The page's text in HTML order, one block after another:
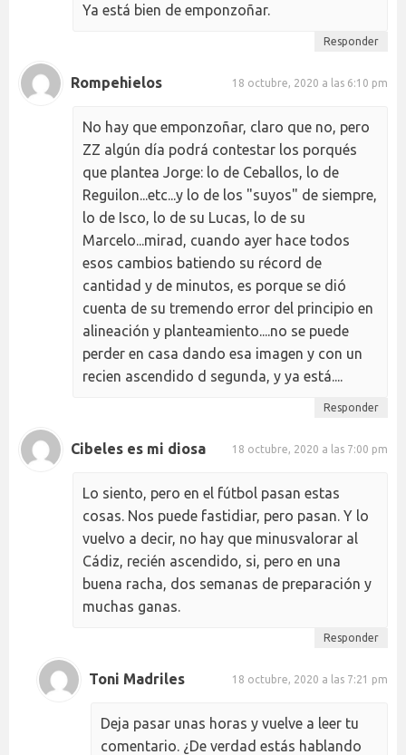
Ya está bien de emponzoñar.
Responder
Rompehielos 18 octubre, 2020 a las 6:10 pm
No hay que emponzoñar, claro que no, pero
ZZ algún día podrá contestar los porqués
que plantea Jorge: lo de Ceballos, lo de
Reguilon...etc...y lo de los "suyos" de siempre,
lo de Isco, lo de su Lucas, lo de su
Marcelo...mirad, cuando ayer hace todos
esos cambios batiendo su récord de
cantidad y de minutos, es porque se dió
cuenta de su tremendo error del principio en
alineación y planteamiento....no se puede
perder en casa dando esa imagen y con un
recien ascendido d segunda, y ya está....
Responder
Cibeles es mi diosa 18 octubre, 2020 a las 7:00 pm
Lo siento, pero en el fútbol pasan estas
cosas. Nos puede fastidiar, pero pasan. Y lo
vuelvo a decir, no hay que minusvalorar al
Cádiz, recién ascendido, si, pero en una
buena racha, dos semanas de preparación y
muchas ganas.
Responder
Toni Madriles 18 octubre, 2020 a las 7:21 pm
Deja pasar unas horas y vuelve a leer tu
comentario. ¿De verdad estás hablando